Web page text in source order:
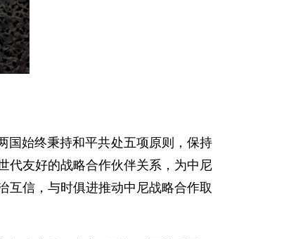
国始终秉持和平共处五项原则，保持
代友好的战略合作伙伴关系，为中尼
互信，与时俱进推动中尼战略合作取